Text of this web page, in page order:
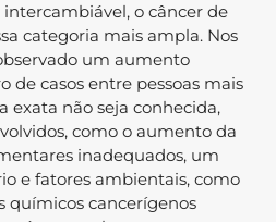
o câncer de
categoria mais ampla. Nos
um aumento
de casos entre pessoas mais
exata não seja conhecida,
como o aumento da
inadequados, um
e fatores ambientais, como
químicos cancerígenos